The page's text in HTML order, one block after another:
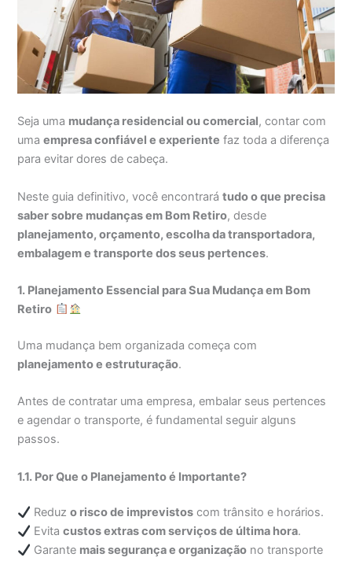
Seja uma mudança residencial ou comercial, contar com
umaempresa confiável e experiente faz toda a diferença
para evitar dores de cabeça.
Neste guia definitivo, você encontrarátudo o que precisa
saber sobre mudanças em Bom Retiro, desde
planejamento, orçamento, escolha da transportadora,
embalagem e transporte dos seus pertences.
1. Planejamento Essencial para Sua Mudança em Bom
Retiro
Uma mudança bem organizada começa com
planejamento e estruturação.
Antes de contratar uma empresa, embalar seus pertences
e agendar o transporte, é fundamental seguir alguns
passos.
1.1. Por Que o Planejamento é Importante?
Reduzo risco de imprevistos com trânsito e horários.
Evitacustos extras com serviços de última hora.
Garante mais segurança e organização no transporte